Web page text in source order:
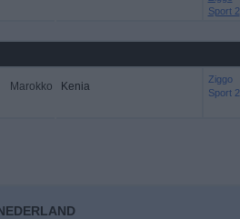
Sport 2
Marokko Kenia
Ziggo
Sport 2